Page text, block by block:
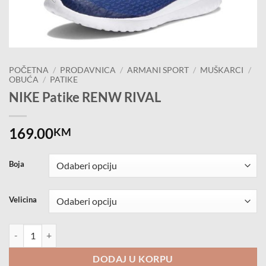
POČETNA / PRODAVNICA / ARMANI SPORT / MUŠKARCI
/
OBUĆA / PATIKE
NIKE Patike RENW RIVAL
169.00KM
Boja
Velicina
DODAJ U KORPU